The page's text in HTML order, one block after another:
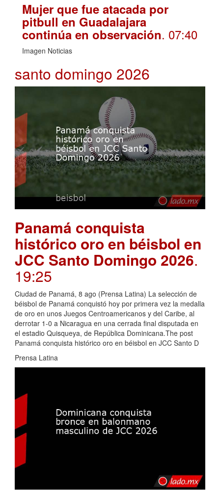
Mujer que fue atacada por
pitbull en Guadalajara
continúa en observación. 07:40
Imagen Noticias
santo domingo 2026
Panamá conquista
histórico oro en béisbol en
JCC Santo Domingo 2026.
19:25
Ciudad de Panamá, 8 ago (Prensa Latina) La selección de
béisbol de Panamá conquistó hoy por primera vez la medalla
de oro en unos Juegos Centroamericanos y del Caribe, al
derrotar 1-0 a Nicaragua en una cerrada final disputada en
el estadio Quisqueya, de República Dominicana.The post
Panamá conquista histórico oro en béisbol en JCC Santo D
Prensa Latina